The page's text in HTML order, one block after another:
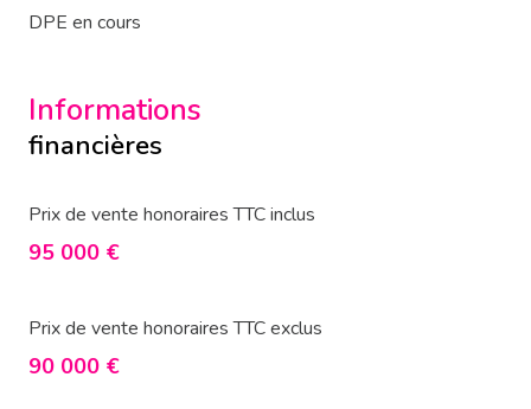
DPE en cours
Informations
financières
Prix de vente honoraires TTC inclus
95 000 €
Prix de vente honoraires TTC exclus
90 000 €